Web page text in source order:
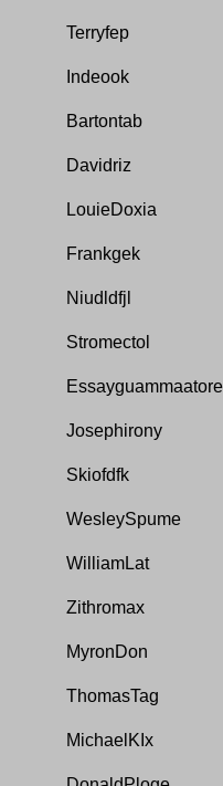
Terryfep
Indeook
Bartontab
Davidriz
LouieDoxia
Frankgek
Niudldfjl
Stromectol
Josephirony
Skiofdfk
WesleySpume
WilliamLat
Zithromax
MyronDon
ThomasTag
MichaelKIx